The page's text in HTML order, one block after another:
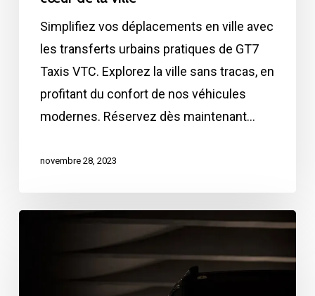
Simplifiez vos déplacements en ville avec
les transferts urbains pratiques de GT7
Taxis VTC. Explorez la ville sans tracas, en
profitant du confort de nos véhicules
modernes. Réservez dès maintenant…
novembre 28, 2023